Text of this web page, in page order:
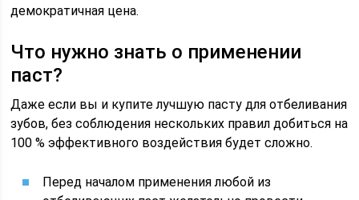
демократичная цена.
Что нужно знать о применении
паст?
Даже если вы и купите лучшую пасту для отбеливания
зубов, без соблюдения нескольких правил добиться на
100 % эффективного воздействия будет сложно.
Перед началом применения любой из